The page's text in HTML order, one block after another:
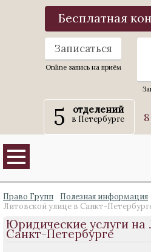
Бесплатная
Записаться
Online запись на приём
5 отделений
в Петербурге
Право Групп Полезная информация
Литовской улице в Санкт-
Юридические услуги на
Санкт-Петербурге